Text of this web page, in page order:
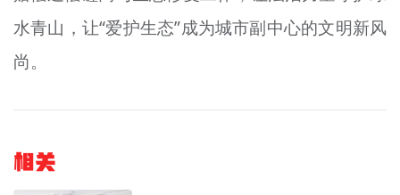
水青山，让“爱护生态”成为城市副中心的文明新风
尚。
相关